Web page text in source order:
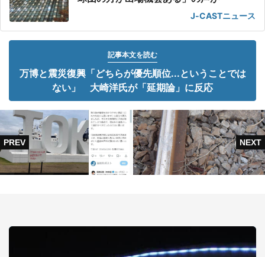
J-CASTニュース
記事本文を読む
万博と震災復興「どちらが優先順位...ということでは
ない」 大崎洋氏が「延期論」に反応